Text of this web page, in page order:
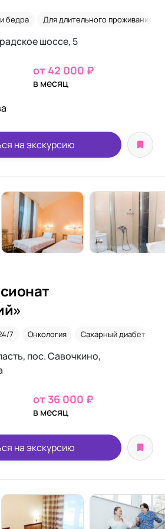
бедра Для длительного проживания
шоссе, 5
от 42 000 ₽
в месяц
на экскурсию
7 Онкология Сахарный диабет
пос. Савочкино,
от 36 000 ₽
в месяц
на экскурсию